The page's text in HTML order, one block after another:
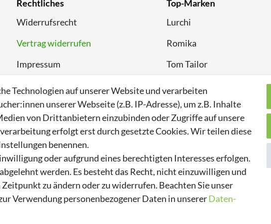
Rechtliches
Widerrufsrecht
Vertrag widerrufen
Impressum
Datenschutzerklärung
AGB
Top-Marken
Lurchi
Romika
Tom Tailor
Kappa
Technologien auf unserer Website und verarbeiten
unserer Webseite (z.B. IP-Adresse), um z.B. Inhalte
von Drittanbietern einzubinden oder Zugriffe auf unsere
erfolgt erst durch gesetzte Cookies. Wir teilen diese
benennen.
oder aufgrund eines berechtigten Interesses erfolgen.
werden. Es besteht das Recht, nicht einzuwilligen und
zu ändern oder zu widerrufen. Beachten Sie unser
Verwendung personenbezogener Daten in unsererDaten­